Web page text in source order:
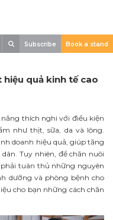
Subscribe Book a stand
hiệu quả kinh tế cao
thích nghi với điều kiện
như thịt, sữa, da và lông.
doanh hiệu quả, giúp tăng
Tuy nhiên, để chăn nuôi
phải tuân thủ những nguyên
dưỡng và phòng bệnh cho
cho bạn những cách chăn